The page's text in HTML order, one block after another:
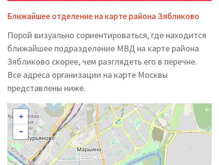
Ближайшее отделение на карте района Зябликово
Порой визуально сориентироваться, где находится
ближайшее подразделение МВД на карте района
Зябликово скорее, чем разглядеть его в перечне.
Все адреса организации на карте Москвы
представлены ниже.
+
−